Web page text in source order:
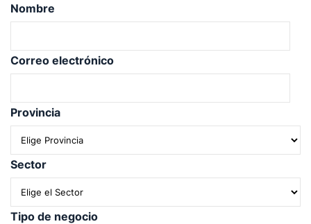
Nombre
Correo electrónico
Provincia
Sector
Tipo de negocio